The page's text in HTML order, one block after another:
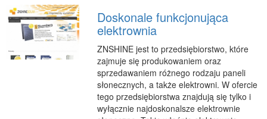
Salony Kosmetyczne
Sprzęt Medyczny
APLIKACJE
Oprogramowanie
Doskonale funkcjonująca
elektrownia
ZNSHINE jest to przedsiębiorstwo, które
zajmuje się produkowaniem oraz
sprzedawaniem różnego rodzaju paneli
słonecznych, a także elektrowni. W ofercie
tego przedsiębiorstwa znajdują się tylko i
wyłącznie najdoskonalsze elektrownie